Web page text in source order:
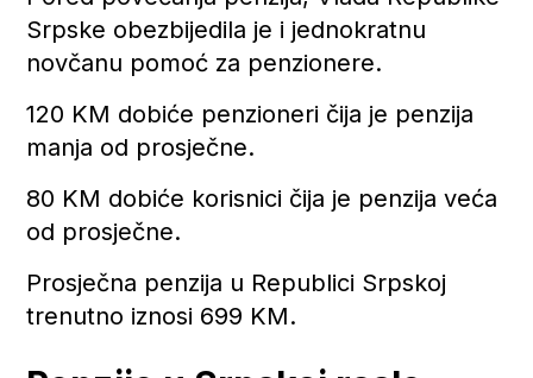
Srpske obezbijedila je i jednokratnu
novčanu pomoć za penzionere.
120 KM dobiće penzioneri čija je penzija
manja od prosječne.
80 KM dobiće korisnici čija je penzija veća
od prosječne.
Prosječna penzija u Republici Srpskoj
trenutno iznosi 699 KM.